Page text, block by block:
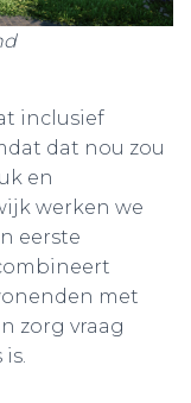
inclusief
dat nou zou
en
werken we
eerste
met
zorg vraag